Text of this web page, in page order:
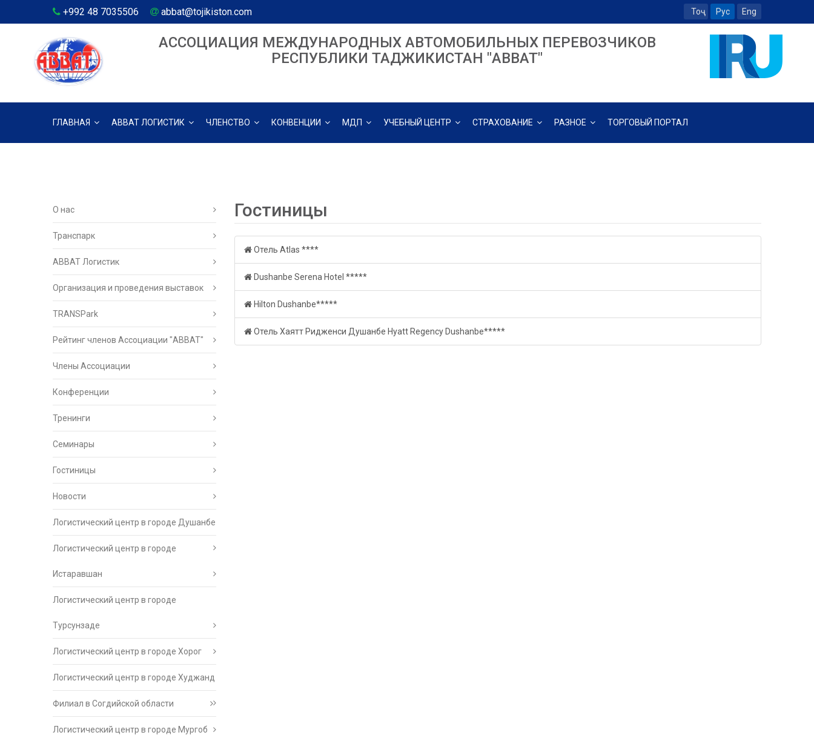
+992 48 7035506 abbat@tojikiston.com Тоҷ Рус Eng
АССОЦИАЦИЯ МЕЖДУНАРОДНЫХ АВТОМОБИЛЬНЫХ ПЕРЕВОЗЧИКОВ
РЕСПУБЛИКИ ТАДЖИКИСТАН "ABBAT"
ГЛАВНАЯ АВВАТ ЛОГИСТИК ЧЛЕНСТВО КОНВЕНЦИИ МДП УЧЕБНЫЙ ЦЕНТР СТРАХОВАНИЕ РАЗНОЕ ТОРГОВЫЙ ПОРТАЛ
О нас
Транспарк
ABBAT Логистик
Организация и проведения выставок
TRANSPark
Рейтинг членов Ассоциации "АВВАТ"
Члены Ассоциации
Конференции
Тренинги
Семинары
Гостиницы
Новости
Логистический центр в городе Душанбе
Логистический центр в городе
Истаравшан
Логистический центр в городе
Турсунзаде
Логистический центр в городе Хорог
Логистический центр в городе Худжанд
Филиал в Согдийской области
Логистический центр в городе Мургоб
Гостиницы
Отель Atlas ****
Dushanbe Serena Hotel *****
Hilton Dushanbe*****
Отель Хаятт Ридженси Душанбе Hyatt Regency Dushanbe*****